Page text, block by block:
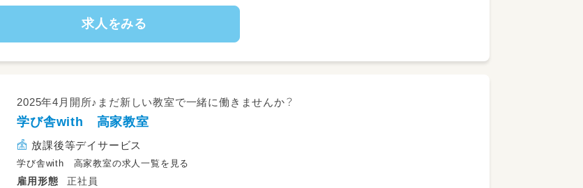
求人をみる
2025年4月開所♪まだ新しい教室で一緒に働きませんか？
学び舎with 高家教室
放課後等デイサービス
学び舎with 高家教室の求人一覧を見る
雇用形態
正社員